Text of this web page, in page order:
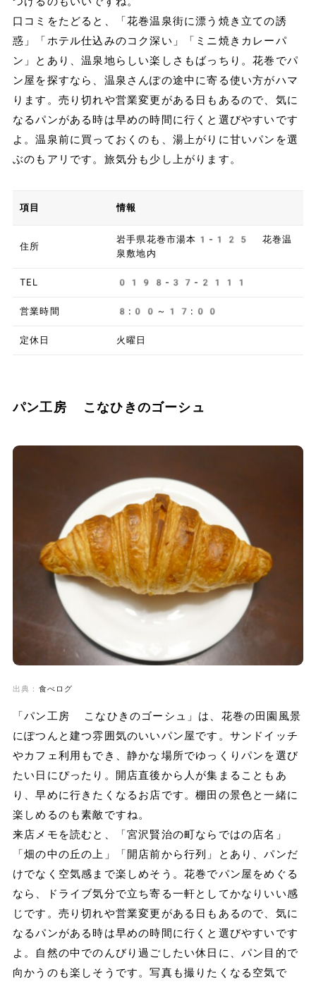
口コミをたどると、「花巻温泉街に漂う焼き立ての誘
惑」「ホテル仕込みのコク深い」「ミニ焼きカレーパ
ン」とあり、温泉地らしい楽しさもばっちり。花巻でパ
ン屋を探すなら、温泉さんぽの途中に寄る使い方がハマ
ります。売り切れや営業変更がある日もあるので、気に
なるパンがある時は早めの時間に行くと選びやすいです
よ。温泉前に買っておくのも、湯上がりに甘いパンを選
ぶのもアリです。旅気分も少し上がります。
項目 情報
住所
岩手県花巻市湯本1-125 花巻温
泉敷地内
TEL 0198-37-2111
営業時間 8:00～17:00
定休日 火曜日
パン工房 こなひきのゴーシュ
出典： 食べログ
「パン工房 こなひきのゴーシュ」は、花巻の田園風景
にぽつんと建つ雰囲気のいいパン屋です。サンドイッチ
やカフェ利用もでき、静かな場所でゆっくりパンを選び
たい日にぴったり。開店直後から人が集まることもあ
り、早めに行きたくなるお店です。棚田の景色と一緒に
楽しめるのも素敵ですね。
来店メモを読むと、「宮沢賢治の町ならではの店名」
「畑の中の丘の上」「開店前から行列」とあり、パンだ
けでなく空気感まで楽しめそう。花巻でパン屋をめぐる
なら、ドライブ気分で立ち寄る一軒としてかなりいい感
じです。売り切れや営業変更がある日もあるので、気に
なるパンがある時は早めの時間に行くと選びやすいです
よ。自然の中でのんびり過ごしたい休日に、パン目的で
向かうのも楽しそうです。写真も撮りたくなる空気で